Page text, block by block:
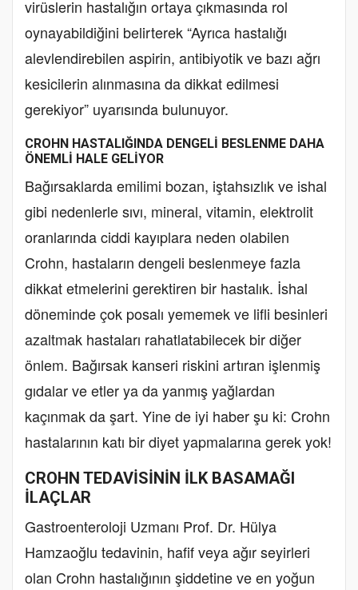
virüslerin hastalığın ortaya çıkmasında rol
oynayabildiğini belirterek “Ayrıca hastalığı
alevlendirebilen aspirin, antibiyotik ve bazı ağrı
kesicilerin alınmasına da dikkat edilmesi
gerekiyor” uyarısında bulunuyor.
CROHN HASTALIĞINDA DENGELİ BESLENME DAHA
ÖNEMLİ HALE GELİYOR
Bağırsaklarda emilimi bozan, iştahsızlık ve ishal
gibi nedenlerle sıvı, mineral, vitamin, elektrolit
oranlarında ciddi kayıplara neden olabilen
Crohn, hastaların dengeli beslenmeye fazla
dikkat etmelerini gerektiren bir hastalık. İshal
döneminde çok posalı yememek ve lifli besinleri
azaltmak hastaları rahatlatabilecek bir diğer
önlem. Bağırsak kanseri riskini artıran işlenmiş
gıdalar ve etler ya da yanmış yağlardan
kaçınmak da şart. Yine de iyi haber şu ki: Crohn
hastalarının katı bir diyet yapmalarına gerek yok!
CROHN TEDAVİSİNİN İLK BASAMAĞI
İLAÇLAR
Gastroenteroloji Uzmanı Prof. Dr. Hülya
Hamzaoğlu tedavinin, hafif veya ağır seyirleri
olan Crohn hastalığının şiddetine ve en yoğun